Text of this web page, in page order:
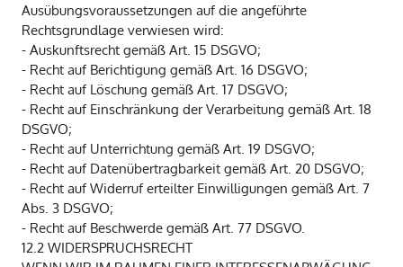
Ausübungsvoraussetzungen auf die angeführte
Rechtsgrundlage verwiesen wird:
- Auskunftsrecht gemäß Art. 15 DSGVO;
- Recht auf Berichtigung gemäß Art. 16 DSGVO;
- Recht auf Löschung gemäß Art. 17 DSGVO;
- Recht auf Einschränkung der Verarbeitung gemäß Art. 18
DSGVO;
- Recht auf Unterrichtung gemäß Art. 19 DSGVO;
- Recht auf Datenübertragbarkeit gemäß Art. 20 DSGVO;
- Recht auf Widerruf erteilter Einwilligungen gemäß Art. 7
Abs. 3 DSGVO;
- Recht auf Beschwerde gemäß Art. 77 DSGVO.
12.2 WIDERSPRUCHSRECHT